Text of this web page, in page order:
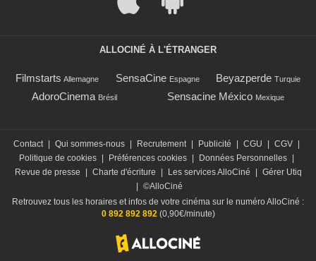
ALLOCINÉ À L'ÉTRANGER
Filmstarts Allemagne SensaCine Espagne Beyazperde Turquie
AdoroCinema Brésil Sensacine México Mexique
Contact Qui sommes-nous Recrutement Publicité CGU CGV
Politique de cookies
Préférences cookies Données Personnelles
Revue de presse
Charte d'écriture Les services AlloCiné
Gérer Utiq
©AlloCiné
Retrouvez tous les horaires et infos de votre cinéma sur le numéro AlloCiné :
0 892 892 892(0,90€/minute)